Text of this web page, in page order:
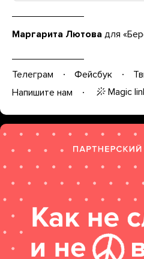
Маргарита Лютова для
Телеграм Фейсбук
Напишите нам
Magic